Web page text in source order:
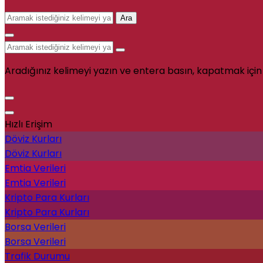
Ara
Aradığınız kelimeyi yazın ve entera basın, kapatmak
Hızlı Erişim
Döviz Kurları
Döviz Kurları
Emtia Verileri
Emtia Verileri
Kripto Para Kurları
Kripto Para Kurları
Borsa Verileri
Borsa Verileri
Trafik Durumu